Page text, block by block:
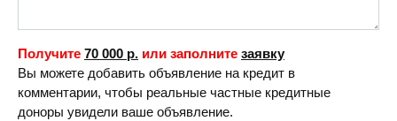
Получите 70 000 р. или заполните заявку
Вы можете добавить объявление на кредит в
комментарии, чтобы реальные частные кредитные
доноры увидели ваше объявление.